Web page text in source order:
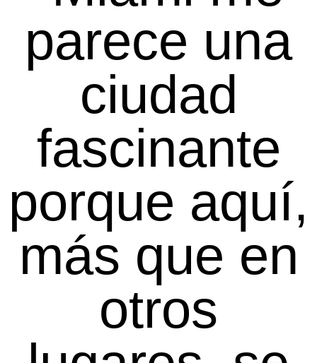
parece una
ciudad
fascinante
porque aquí,
más que en
otros